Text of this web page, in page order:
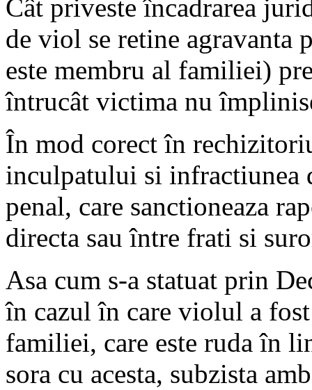
Cât priveste încadrarea
de viol se retine agravanta
este membru al familiei)
întrucât victima nu
În mod corect în
inculpatului si infractiunea
penal, care sanctioneaza
directa sau între frati si
Asa cum s-a statuat prin
în cazul în care violul a
familiei, care este ruda în
sora cu acesta, subzista